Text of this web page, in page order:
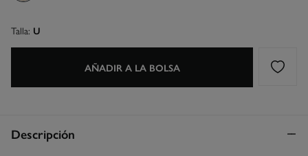
Talla: U
AÑADIR A LA BOLSA
Descripción